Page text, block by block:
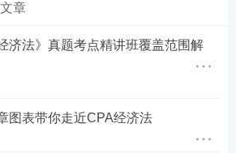
2）票据权利的取得（谁是票据债务
都是票据债务人，都要承担票据责
3）票据行为的善意取得：无权+善
4）票据的抗辩：关注人的抗辩
章
济法》真题考点精讲班覆盖范围解
图表带你走近CPA经济法